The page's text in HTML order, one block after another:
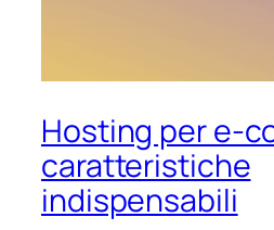
Hosting per e-
caratteristiche
indispensabili